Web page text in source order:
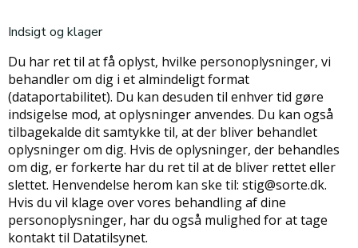
Indsigt og klager
Du har ret til at få oplyst, hvilke personoplysninger, vi
behandler om dig i et almindeligt format
(dataportabilitet). Du kan desuden til enhver tid gøre
indsigelse mod, at oplysninger anvendes. Du kan også
tilbagekalde dit samtykke til, at der bliver behandlet
oplysninger om dig. Hvis de oplysninger, der behandles
om dig, er forkerte har du ret til at de bliver rettet eller
slettet. Henvendelse herom kan ske til: stig@sorte.dk.
Hvis du vil klage over vores behandling af dine
personoplysninger, har du også mulighed for at tage
kontakt til Datatilsynet.